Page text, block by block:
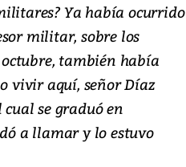
Ya había ocurrido
militar, sobre los
también había
vivir aquí, señor Díaz
se graduó en
a llamar y lo estuvo